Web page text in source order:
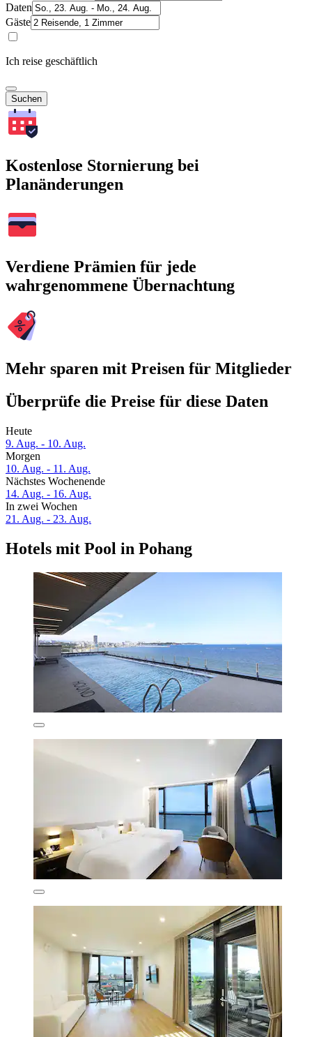
Daten
Gäste
Ich reise geschäftlich
Suchen
Kostenlose Stornierung bei
Planänderungen
Verdiene Prämien für jede
wahrgenommene Übernachtung
Mehr sparen mit Preisen für Mitglieder
Überprüfe die Preise für diese Daten
Heute
9. Aug. - 10. Aug.
Morgen
10. Aug. - 11. Aug.
Nächstes Wochenende
14. Aug. - 16. Aug.
In zwei Wochen
21. Aug. - 23. Aug.
Hotels mit Pool in Pohang